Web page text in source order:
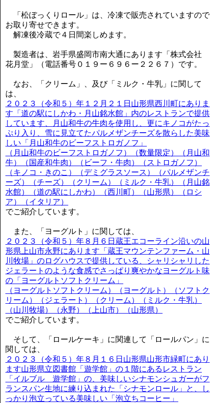
「松ぼっくりロール」は、冷凍で販売されていますので
お取り寄せできます。
解凍後冷蔵で４日間楽しめます。
製造者は、岩手県盛岡市南大通にあります「株式会社
花月堂」（電話番号０１９ー６９６ー２２６７）です。
なお、「クリーム」、及び「ミルク・牛乳」に関して
は、
２０２３（令和５）年１２月２１日山形県西川町にありま
す「道の駅にしかわ・月山銘水館」内のレストランで提供
しています、月山和牛の牛肉を使用し、更にキノコがたっ
ぷり入り、雪に見立てたパルメザンチーズを散らした美味
しい「月山和牛のビーフストロガノフ」
（月山和牛のビーフストロガノフ）（数量限定）（月山和
牛）（国産和牛肉）（ビーフ・牛肉）（ストロガノフ）
（キノコ・きのこ）（デミグラスソース）（パルメザンチ
ーズ）（チーズ）（クリーム）（ミルク・牛乳）（月山銘
水館）（道の駅にしかわ）（西川町）（山形県）（ロシ
ア）（イタリア）
でご紹介しています。
また、「ヨーグルト」に関しては、
２０２３（令和５）年８月６日蔵王エコーライン沿いの山
形県上山市永野にあります「蔵王マウンテンファーム・山
川牧場」のログハウスで提供している、シャリシャリした
ジェラートのような食感でさっぱり爽やかなヨーグルト味
の「ヨーグルトソフトクリーム」
（ヨーグルトソフトクリーム）（ヨーグルト）（ソフトク
リーム）（ジェラート）（クリーム）（ミルク・牛乳）
（山川牧場）（永野）（上山市）（山形県）
でご紹介しています。
そして、「ロールケーキ」に関連して「ロールパン」に
関しては、
２０２３（令和５）年８月１６日山形県山形市緑町にあり
ます山形県立図書館「遊学館」の１階にあるレストラン
「イルブル 遊学館」の、美味しいシナモンシュガーがフ
ランスパン生地に練り込まれた「シナモンロール」と、し
っかり泡立っている美味しい「泡立ちコーヒー」